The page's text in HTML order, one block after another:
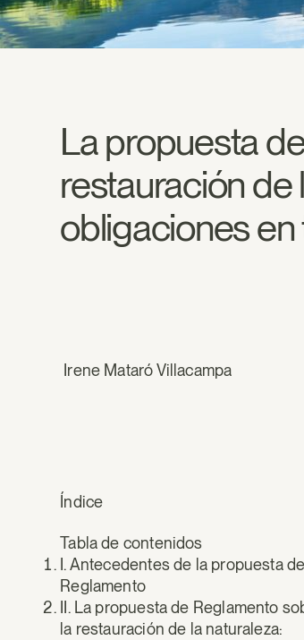
La propuesta
restauración de
obligaciones
Irene Mataró Villacampa
Índice
Tabla de contenidos
I. Antecedentes de la propuesta de
Reglamento
II. La propuesta de Reglamento
la restauración de la naturaleza: